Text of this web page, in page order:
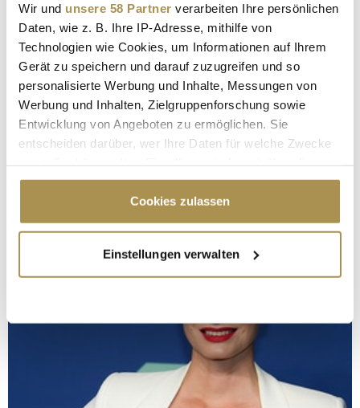
Wir und unsere 58 Partner verarbeiten Ihre persönlichen
Daten, wie z. B. Ihre IP-Adresse, mithilfe von
Technologien wie Cookies, um Informationen auf Ihrem
Gerät zu speichern und darauf zuzugreifen und so
personalisierte Werbung und Inhalte, Messungen von
Werbung und Inhalten, Zielgruppenforschung sowie
Entwicklung von Angeboten zu ermöglichen. Sie
entscheiden darüber, wer Ihre Daten für welche Zwecke
Cookie-Erklärung oder durch Klicken auf das Privacy
Trigger Symbol ändern oder widerrufen
Informationen über Ihre geografische Lage
erfassen, welche bis auf einige Meter genau sein
bestimmten Merkmalen (Fingerprinting) identifizieren
Erfahren Sie mehr darüber, wie Ihre persönlichen Daten
verarbeitet werden, und legen Sie Ihre Präferenzen im
Abschnitt Einzelheiten
fest.
Cookies zulassen
Einstellungen verwalten